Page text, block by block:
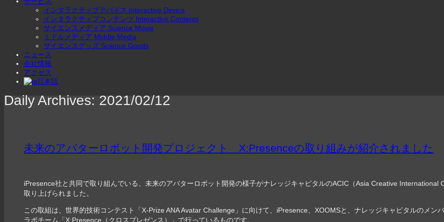
インタラクティブデバイス Interactive Device
インタラクティブコンテンツ Interactive Contents
サイエンスメディア Science Movie
ミドルメディア Middle Media
サイエンスグッズ Science Goods
ニュース
会社情報
アクセス
日本語
Daily Archives: 2021/02/12
未来のアバターロボット開発プロジェクト X:Presenceの取り組みが紹介されました
iPresence社と共同で取り組んでいる、未来のアバターロボット開発の様子がナレッジキャピタルのACIC（Asia Creative International
取り上げられました。
この取組は、世界的技術コンテスト「X-Prize ANA Avatar Challenge」に向けて、iPresence、XOOMSと、ナレッジキャピタルのメン
ラボチーム「X;Presence（クロスプレゼンス）」で行っているものです。